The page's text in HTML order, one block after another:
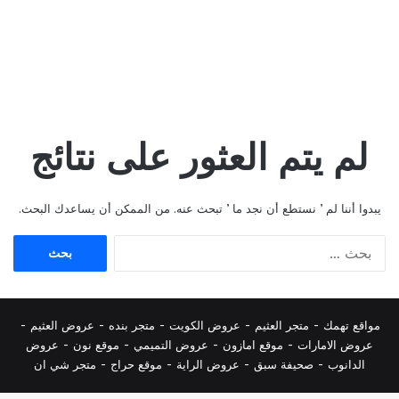
لم يتم العثور على نتائج
يبدوا أننا لم ’ نستطع أن نجد ما ’ تبحث عنه. من الممكن أن يساعدك البحث.
مواقع تهمك - متجر العثيم - عروض الكويت - متجر بنده - عروض العثيم -
عروض الامارات - موقع امازون - عروض التميمي - موقع نون - عروض
الدانوب - صحيفة سبق - عروض الراية - موقع حراج - متجر شي ان